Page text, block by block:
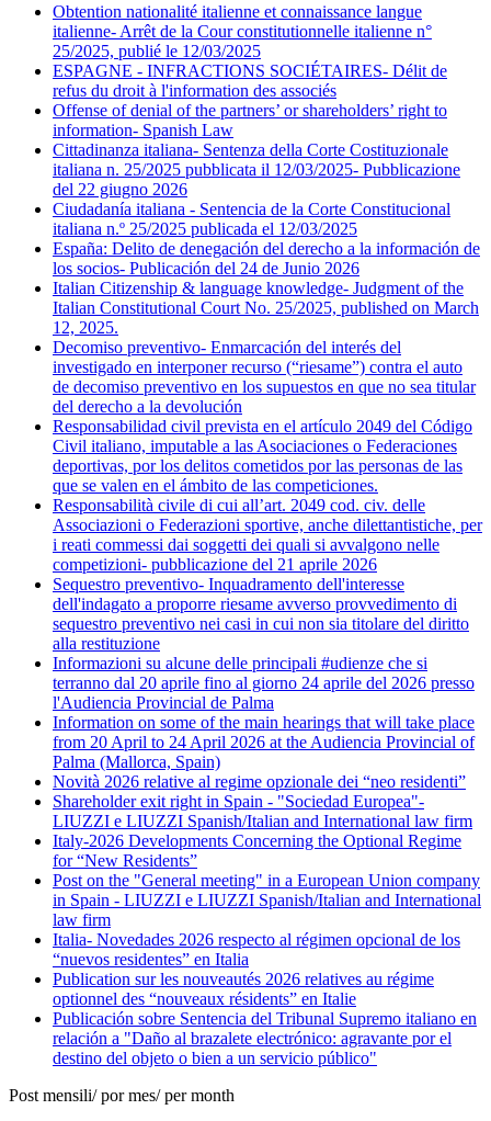
Obtention nationalité italienne et connaissance langue
italienne- Arrêt de la Cour constitutionnelle italienne n°
25/2025, publié le 12/03/2025
ESPAGNE - INFRACTIONS SOCIÉTAIRES- Délit de
refus du droit à l'information des associés
Offense of denial of the partners’ or shareholders’ right to
information- Spanish Law
Cittadinanza italiana- Sentenza della Corte Costituzionale
italiana n. 25/2025 pubblicata il 12/03/2025- Pubblicazione
del 22 giugno 2026
Ciudadanía italiana - Sentencia de la Corte Constitucional
italiana n.º 25/2025 publicada el 12/03/2025
España: Delito de denegación del derecho a la información de
los socios- Publicación del 24 de Junio 2026
Italian Citizenship & language knowledge- Judgment of the
Italian Constitutional Court No. 25/2025, published on March
12, 2025.
Decomiso preventivo- Enmarcación del interés del
investigado en interponer recurso (“riesame”) contra el auto
de decomiso preventivo en los supuestos en que no sea titular
del derecho a la devolución
Responsabilidad civil prevista en el artículo 2049 del Código
Civil italiano, imputable a las Asociaciones o Federaciones
deportivas, por los delitos cometidos por las personas de las
que se valen en el ámbito de las competiciones.
Responsabilità civile di cui all’art. 2049 cod. civ. delle
Associazioni o Federazioni sportive, anche dilettantistiche, per
i reati commessi dai soggetti dei quali si avvalgono nelle
competizioni- pubblicazione del 21 aprile 2026
Sequestro preventivo- Inquadramento dell'interesse
dell'indagato a proporre riesame avverso provvedimento di
sequestro preventivo nei casi in cui non sia titolare del diritto
alla restituzione
Informazioni su alcune delle principali #udienze che si
terranno dal 20 aprile fino al giorno 24 aprile del 2026 presso
l'Audiencia Provincial de Palma
Information on some of the main hearings that will take place
from 20 April to 24 April 2026 at the Audiencia Provincial of
Palma (Mallorca, Spain)
Novità 2026 relative al regime opzionale dei “neo residenti”
Shareholder exit right in Spain - "Sociedad Europea"-
LIUZZI e LIUZZI Spanish/Italian and International law firm
Italy-2026 Developments Concerning the Optional Regime
for “New Residents”
Post on the "General meeting" in a European Union company
in Spain - LIUZZI e LIUZZI Spanish/Italian and International
law firm
Italia- Novedades 2026 respecto al régimen opcional de los
“nuevos residentes” en Italia
Publication sur les nouveautés 2026 relatives au régime
optionnel des “nouveaux résidents” en Italie
Publicación sobre Sentencia del Tribunal Supremo italiano en
relación a "Daño al brazalete electrónico: agravante por el
destino del objeto o bien a un servicio público"
Post mensili/ por mes/ per month